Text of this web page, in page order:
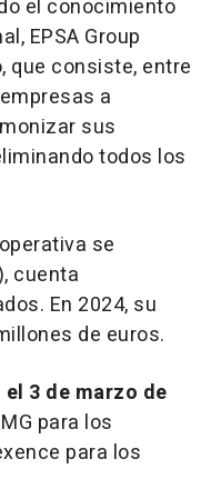
el conocimiento
EPSA Group
que consiste, entre
a
sus
todos los
se
cuenta
En 2024, su
de euros.
3 de marzo de
para los
para los